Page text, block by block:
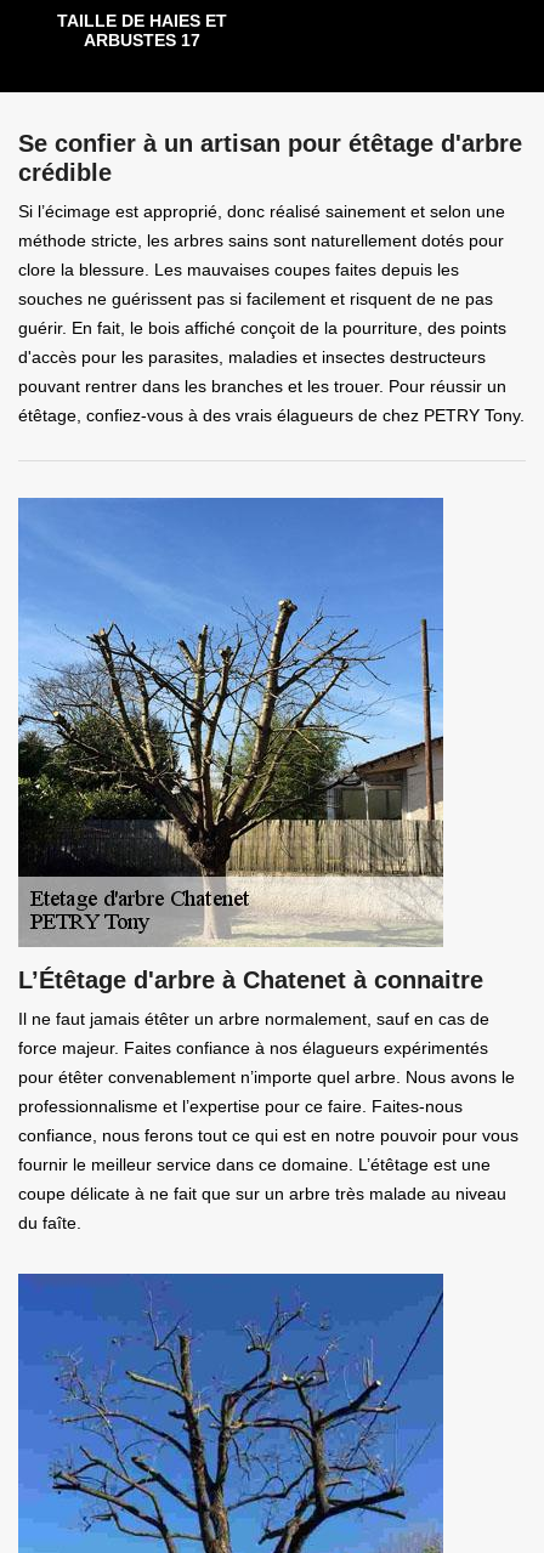
TAILLE DE HAIES ET
ARBUSTES 17
Se confier à un artisan pour étêtage d'arbre
crédible
Si l’écimage est approprié, donc réalisé sainement et selon une
méthode stricte, les arbres sains sont naturellement dotés pour
clore la blessure. Les mauvaises coupes faites depuis les
souches ne guérissent pas si facilement et risquent de ne pas
guérir. En fait, le bois affiché conçoit de la pourriture, des points
d'accès pour les parasites, maladies et insectes destructeurs
pouvant rentrer dans les branches et les trouer. Pour réussir un
étêtage, confiez-vous à des vrais élagueurs de chez PETRY Tony.
L’Étêtage d'arbre à Chatenet à connaitre
Il ne faut jamais étêter un arbre normalement, sauf en cas de
force majeur. Faites confiance à nos élagueurs expérimentés
pour étêter convenablement n’importe quel arbre. Nous avons le
professionnalisme et l’expertise pour ce faire. Faites-nous
confiance, nous ferons tout ce qui est en notre pouvoir pour vous
fournir le meilleur service dans ce domaine. L’étêtage est une
coupe délicate à ne fait que sur un arbre très malade au niveau
du faîte.